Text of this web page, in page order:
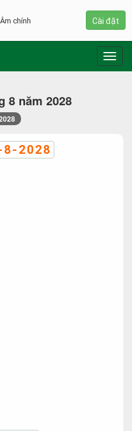
8 năm 2028
8-2028
chính
Cài đặt